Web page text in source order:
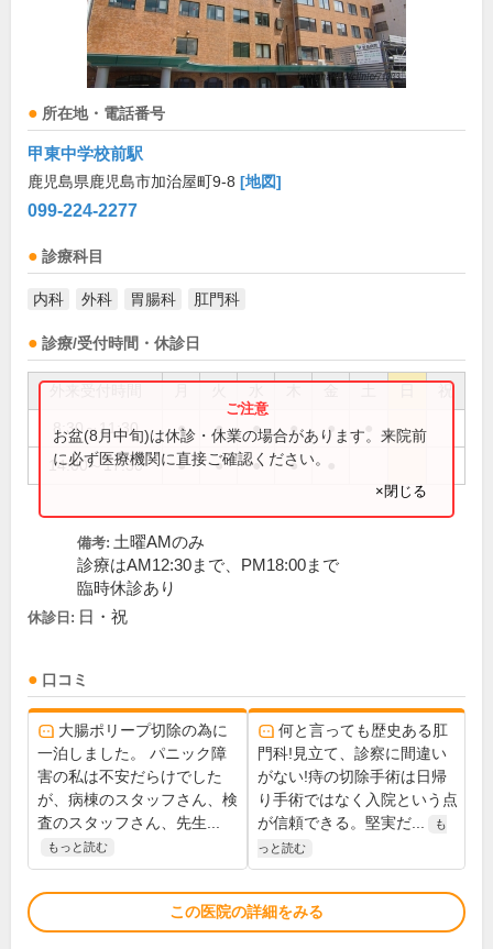
所在地・電話番号
甲東中学校前駅
鹿児島県鹿児島市加治屋町9-8 [地図]
099-224-2277
診療科目
内科 外科 胃腸科 肛門科
診療/受付時間・休診日
祝
8:30～11:30 ● ● ● ● ●
14:00～17:30 ● ● ● ●
お盆(8月中旬)は休診・休業の場合があります。来院前
に必ず医療機関に直接ご確認ください。
×閉じる
備考: 土曜AMのみ
診療はAM12:30まで、PM18:00まで
臨時休診あり
休診日: 日・祝
口コミ
大腸ポリープ切除の為に
一泊しました。 パニック障
害の私は不安だらけでした
が、病棟のスタッフさん、検
査のスタッフさん、先生...
もっと読む
何と言っても歴史ある肛
門科!見立て、診察に間違い
がない!痔の切除手術は日帰
り手術ではなく入院という点
が信頼できる。堅実だ...
も
っと読む
この医院の詳細をみる